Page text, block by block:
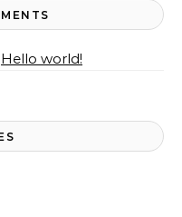
Hello world!